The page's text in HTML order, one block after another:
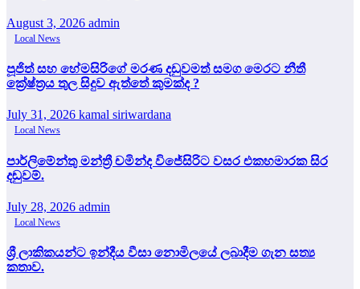
August 3, 2026 admin
Local News
පූජිත් සහ හේමසිරිගේ මරණ දඩුවමත් සමග මෙරට නීතී
ක්‍රේෂ්ත්‍රය තුල සිදුව ඇත්තේ කුමක්ද ?
July 31, 2026 kamal siriwardana
Local News
පාර්ලිමේන්තු මන්ත්‍රී චමින්ද විජේසිරිට වසර එකහමාරක සිර
දඬුවම්.
July 28, 2026 admin
Local News
ශ්‍රී ලාකිකයන්ට ඉන්දීය වීසා නොමිලයේ ලබාදීම ගැන සත්‍ය
කතාව.